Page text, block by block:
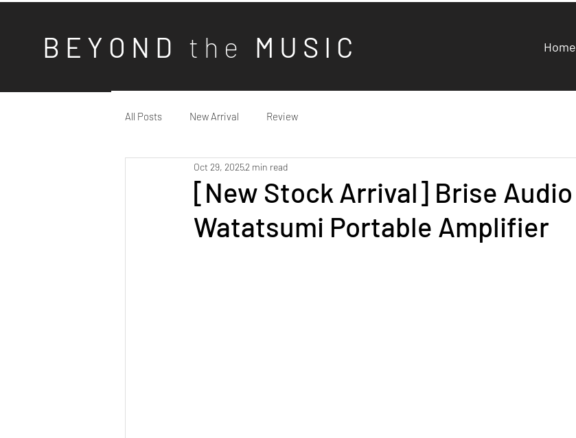
B E Y O N D t h e M U S I C Home
All Posts New Arrival Review
[New Stock Arrival] Brise Audio
Watatsumi Portable Amplifier
Oct 29, 20252 min read